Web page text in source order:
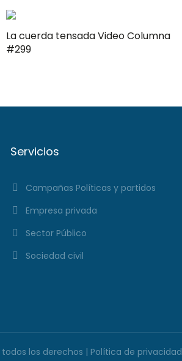
La cuerda tensada Video Columna
#299
Servicios
Campañas Políticas y partidos
Empresa privada
Sector Público
Sociedad civil
los derechos | Política de privacidad